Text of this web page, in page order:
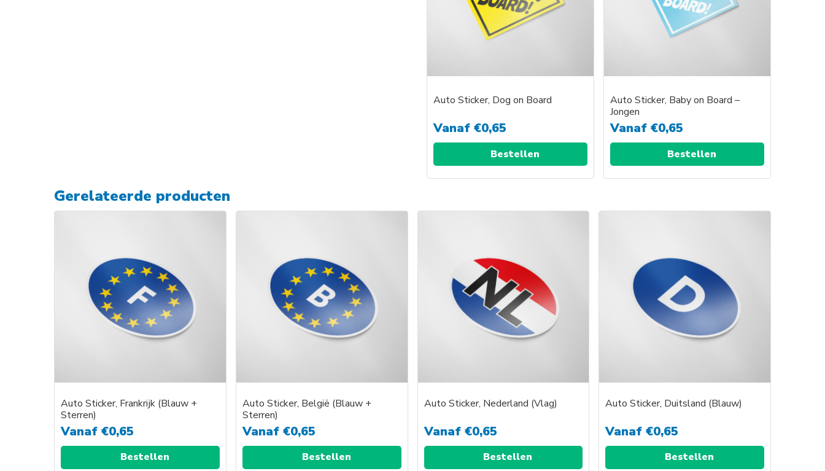
Auto Sticker, Dog on Board
Vanaf€0,65
Bestellen
Auto Sticker, Baby on Board –
Jongen
Vanaf€0,65
Bestellen
Gerelateerde producten
Auto Sticker, Frankrijk (Blauw +
Sterren)
Vanaf €0,65
Bestellen
Auto Sticker, België (Blauw +
Sterren)
Vanaf €0,65
Bestellen
Auto Sticker, Nederland (Vlag)
Vanaf €0,65
Bestellen
Auto Sticker, Duitsland (Blauw)
Vanaf€0,65
Bestellen